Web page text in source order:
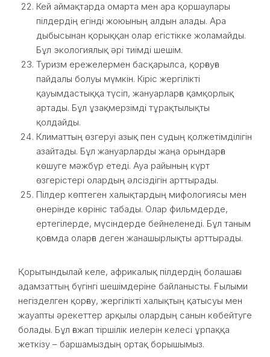
Кей аймақтарда омарта мен ара қоршаулары
пілдердің егінді жоюының алдын алады. Ара
дыбысынан қорыққан олар егістікке жоламайды.
Бұл экологиялық әрі тиімді шешім.
Туризм ережелермен басқарылса, қорғауға
пайдалы болуы мүмкін. Кіріс жергілікті
қауымдастыққа түсіп, жануарларға қамқорлық
артады. Бұл ұзақмерзімді тұрақтылықты
қолдайды.
Климаттың өзгеруі азық пен судың қолжетімділігін
азайтады. Бұл жануарларды жаңа орындарға
көшуге мәжбүр етеді. Ауа райының күрт
өзгерістері олардың әлсіздігін арттырады.
Пілдер көптеген халықтардың мифологиясы мен
өнерінде көрініс табады. Олар фильмдерде,
ертегілерде, мүсіндерде бейнеленеді. Бұл таным
қоғамда оларға деген жанашырлықты арттырады.
Қорытындылай келе, африкалық пілдердің болашағы
адамзаттың бүгінгі шешімдеріне байланысты. Ғылыми
негізделген қорғау, жергілікті халықтың қатысуы мен
жауапты әрекеттер арқылы олардың санын көбейтуге
болады. Бұл ғажап тіршілік иелерін келесі ұрпаққа
жеткізу – баршамыздың ортақ борышымыз.